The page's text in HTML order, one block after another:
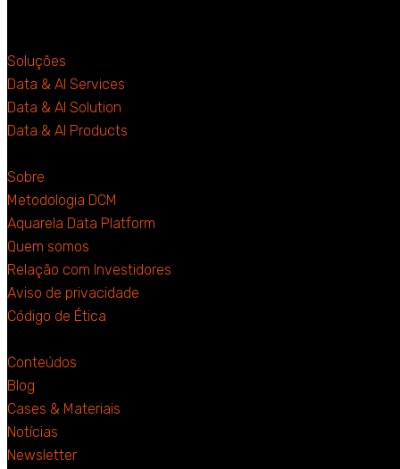
Soluções
Data & AI Services
Data & AI Solution
Data & AI Products
Sobre
Metodologia DCM
Aquarela Data Platform
Quem somos
Relação com Investidores
Aviso de privacidade
Código de Ética
Conteúdos
Blog
Cases & Materiais
Notícias
Newsletter